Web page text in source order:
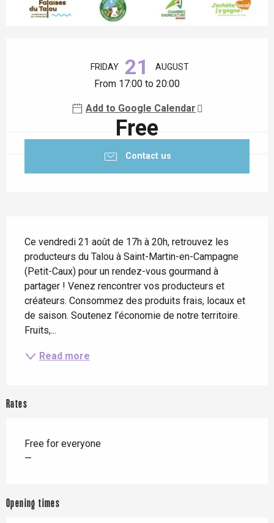
FRIDAY 21 AUGUST
From 17:00 to 20:00
Add to Google Calendar
Free
Contact us
Ce vendredi 21 août de 17h à 20h, retrouvez les
producteurs du Talou à Saint-Martin-en-Campagne
(Petit-Caux) pour un rendez-vous gourmand à
partager ! Venez rencontrer vos producteurs et
créateurs. Consommez des produits frais, locaux et
de saison. Soutenez l’économie de notre territoire.
Fruits,...
Read more
Rates
Free for everyone
—
Opening times